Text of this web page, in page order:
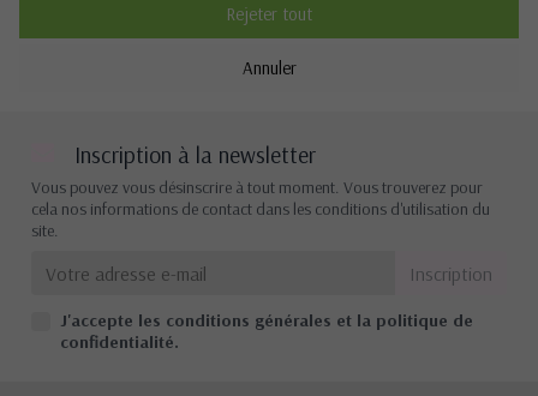
Cookies de performance
Non
Description
Annuler
Rejeter tout
Inscription à la newsletter
Vous pouvez vous désinscrire à tout moment. Vous trouverez pour
cela nos informations de contact dans les conditions d'utilisation du
site.
J'accepte les conditions générales et la politique de
confidentialité.